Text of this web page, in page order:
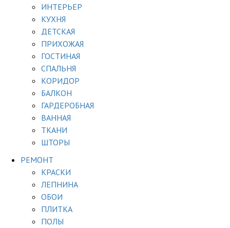
ИНТЕРЬЕР
КУХНЯ
ДЕТСКАЯ
ПРИХОЖАЯ
ГОСТИНАЯ
СПАЛЬНЯ
КОРИДОР
БАЛКОН
ГАРДЕРОБНАЯ
ВАННАЯ
ТКАНИ
ШТОРЫ
РЕМОНТ
КРАСКИ
ЛЕПНИНА
ОБОИ
ПЛИТКА
ПОЛЫ